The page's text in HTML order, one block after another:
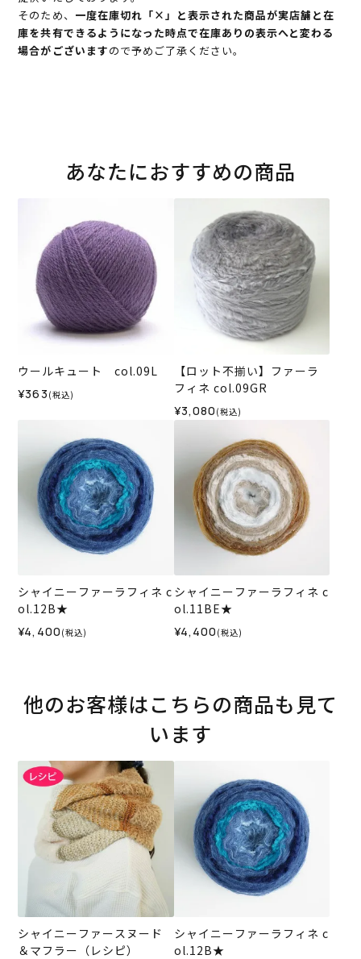
そのため、 一度在庫切れ「×」と表示された商品が実店舗と在
庫を共有できるようになった時点で在庫ありの表示へと変わる
場合がございますので予めご了承ください。
あなたにおすすめの商品
ウールキュート col.09L
¥363 (税込)
【ロット不揃い】ファーラ
フィネ col.09GR
¥3,080 (税込)
シャイニーファーラフィネ c
ol.12B★
¥4,400 (税込)
シャイニーファーラフィネ c
ol.11BE★
¥4,400 (税込)
他のお客様はこちらの商品も見て
います
シャイニーファースヌード
＆マフラー（レシピ）
シャイニーファーラフィネ c
ol.12B★